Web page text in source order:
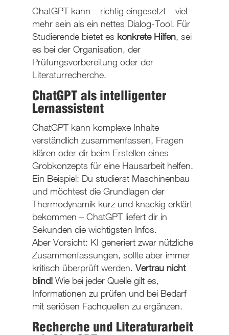
ChatGPT kann – richtig eingesetzt – viel
mehr sein als ein nettes Dialog-Tool. Für
Studierende bietet es konkrete Hilfen, sei
es bei der Organisation, der
Prüfungsvorbereitung oder der
Literaturrecherche.
ChatGPT als intelligenter
Lernassistent
ChatGPT kann komplexe Inhalte
verständlich zusammenfassen, Fragen
klären oder dir beim Erstellen eines
Grobkonzepts für eine Hausarbeit helfen.
Ein Beispiel: Du studierst Maschinenbau
und möchtest die Grundlagen der
Thermodynamik kurz und knackig erklärt
bekommen – ChatGPT liefert dir in
Sekunden die wichtigsten Infos.
Aber Vorsicht: KI generiert zwar nützliche
Zusammenfassungen, sollte aber immer
kritisch überprüft werden. Vertrau nicht
blind!Wie bei jeder Quelle gilt es,
Informationen zu prüfen und bei Bedarf
mit seriösen Fachquellen zu ergänzen.
Recherche und Literaturarbeit